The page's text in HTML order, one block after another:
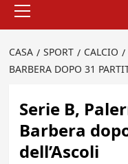
principale
CASA SPORT CALCIO
BARBERA DOPO 31
Serie B,
Barbera
dell’Ascoli